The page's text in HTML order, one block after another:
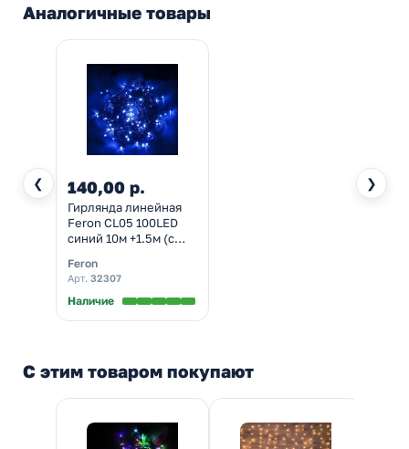
Аналогичные товары
❮ ❯
140,00 р.
Гирлянда линейная
Feron CL05 100LED
синий 10м +1.5м (с
зеленый шнур 230V
IP20
Feron
Арт. 32307
Наличие
С этим товаром покупают